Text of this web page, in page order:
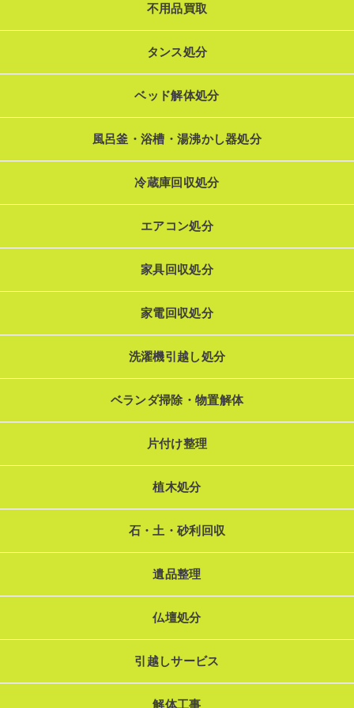
不用品買取
タンス処分
ベッド解体処分
風呂釜・浴槽・湯沸かし器処分
冷蔵庫回収処分
エアコン処分
家具回収処分
家電回収処分
洗濯機引越し処分
ベランダ掃除・物置解体
片付け整理
植木処分
石・土・砂利回収
遺品整理
仏壇処分
引越しサービス
解体工事